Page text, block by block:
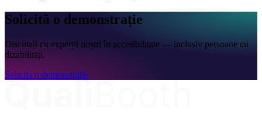
Solicită o demonstrație
Discutați cu experții noștri în accesibilitate — inclusiv persoane cu
dizabilități.
Solicită o demonstrație